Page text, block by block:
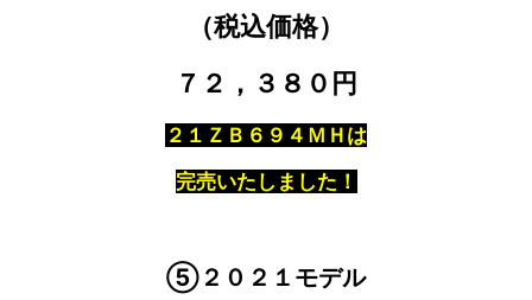
（税込価格）
７２，３８０円
２１ＺＢ６９４ＭＨは
完売いたしました！
⑤２０２１モデル